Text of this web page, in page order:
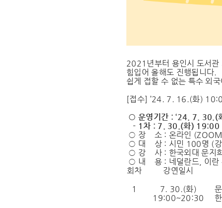
2021년부터 용인시 도서
힘입어 올해도 진행됩니다.
쉽게 접할 수 없는 특수 외
[접수] ’24. 7. 16.(화)
○ 운영기간 : ‘24. 7.
- 1차 : 7. 30.(화)
○ 장 소 : 온라인 (ZOOM
○ 대 상 : 시민 100명 (강
○ 강 사 : 한국외대 문지
○ 내 용 : 네덜란드, 이란
회차
강연일시
1
7. 30.(화)
19:00~20:30